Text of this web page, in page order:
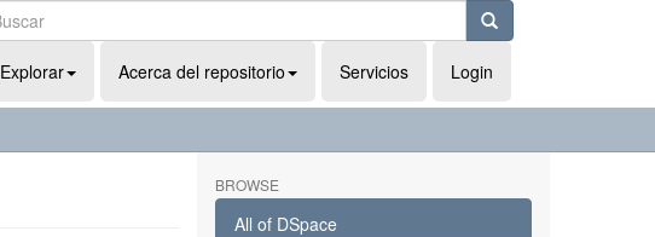
Explorar Acerca del repositorio Servicios Login
BROWSE
All of DSpace